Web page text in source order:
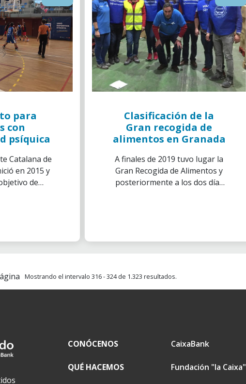
para
con
psíquica
Catalana de
en 2015 y
de
Clasificación de la
Gran recogida de
alimentos en Granada
A finales de 2019 tuvo lugar la
Gran Recogida de Alimentos y
posteriormente a los dos días
Mostrando el intervalo 316 - 324 de 1.323 resultados.
CONÓCENOS
QUÉ HACEMOS
CaixaBank
Fundación "la Caixa"